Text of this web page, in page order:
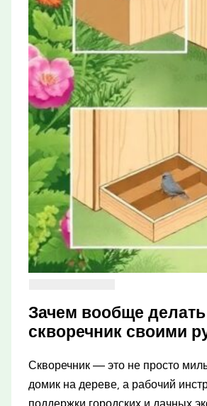
Зачем вообще делать
скворечник своими
Скворечник — это не просто
домик на дереве, а рабочий